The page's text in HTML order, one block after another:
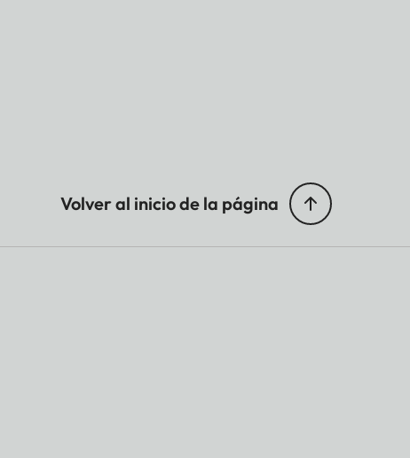
Volver al inicio de la página